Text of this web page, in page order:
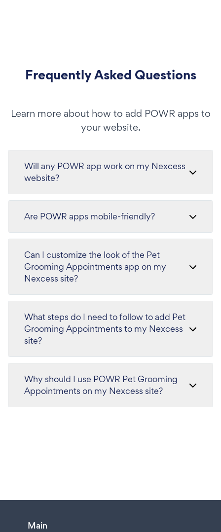
Frequently Asked Questions
Learn more about how to add POWR apps to
your website.
Will any POWR app work on my Nexcess
website?
Are POWR apps mobile-friendly?
Can I customize the look of the Pet
Grooming Appointments app on my
Nexcess site?
What steps do I need to follow to add Pet
Grooming Appointments to my Nexcess
site?
Why should I use POWR Pet Grooming
Appointments on my Nexcess site?
Main